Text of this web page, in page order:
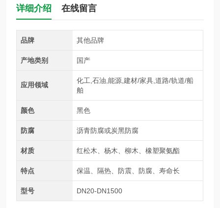
详细介绍 在线留言
品牌 其他品牌
产地类别 国产
应用领域
化工,石油,能源,建材/家具,道路/轨道/船
舶
颜色 黑色
防腐 沥青防腐或炭黑防腐
材质 红松木、杨木、柳木、橡塑聚氨酯
特点 保温、隔热、防震、防腐、寿命长
型号 DN20-DN1500